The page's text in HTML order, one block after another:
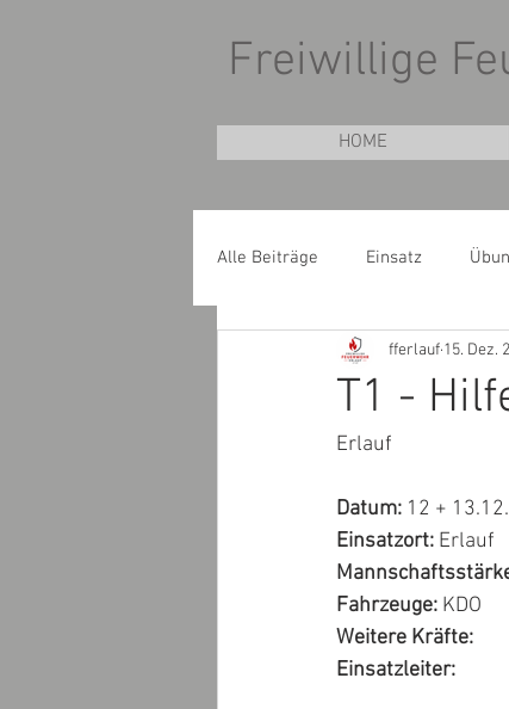
Freiwillige
HOME
Alle Beiträge Einsatz
T1 -
fferlauf 15. Dez.
Erlauf
Datum: 12 +
Einsatzort: Erlauf
Fahrzeuge: KDO
Weitere Kräfte:
Einsatzleiter: